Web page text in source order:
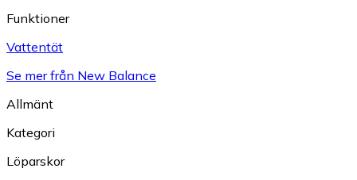
Funktioner
Vattentät
Se mer från New Balance
Allmänt
Kategori
Löparskor